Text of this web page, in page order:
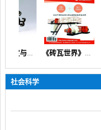
《文物鉴定与鉴赏》 《砖瓦世界》（城乡规划建设工程技术设计建筑管理材料环保）
社会科学